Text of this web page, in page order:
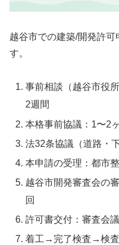
越谷市での建築/開発許可
す。
事前相談（越谷市役
2週間
本格事前協議：1〜2
法32条協議（道路・
本申請の受理：都市
越谷市開発審査会の
回
許可書交付：審査会
着工→完了検査→検査